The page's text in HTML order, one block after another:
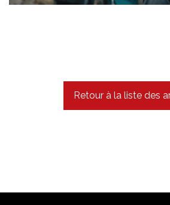
Retour à la liste des